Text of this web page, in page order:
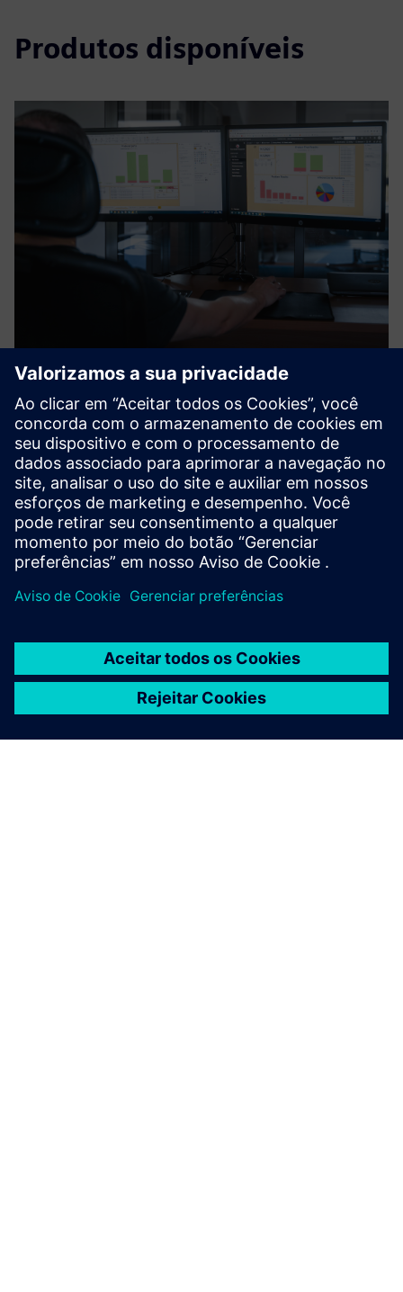
Produtos disponíveis
24 VISION system
24 VISION offers a quality control system powered by AI. It
ensures error-free production and worry-free quality
management. It detects defects and configuration errors in
a variety of automotive products, including car seats,
doo...
Saiba mais